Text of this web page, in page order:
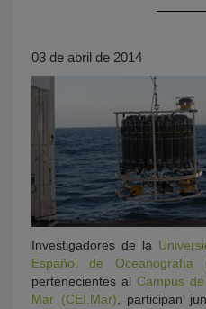
03 de abril de 2014
Investigadores de la
Español de Oceanografía
pertenecientes al Campus
Mar (CEI.Mar) , participan